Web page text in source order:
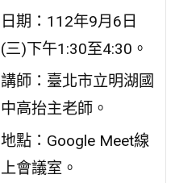
日期：112年9月6日
(三)下午1:30至4:30。
講師：臺北市立明湖國
中高抬主老師。
地點：Google Meet線
上會議室。